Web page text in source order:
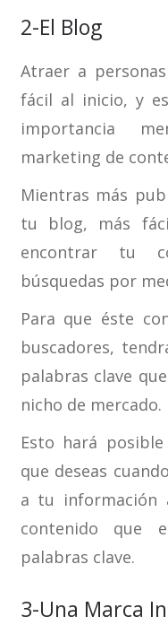
2-El Blog
Atraer a
fácil al inicio, y
importancia
marketing de
Mientras más
tu blog, más
encontrar tu
búsquedas por
Para que éste
buscadores,
palabras clave
nicho de mercado.
Esto hará
que deseas
a tu información
contenido que
palabras clave.
3-Una Marca